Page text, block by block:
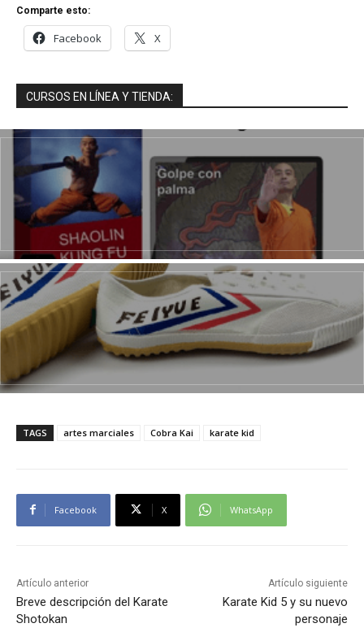
Comparte esto:
Facebook X
CURSOS EN LÍNEA Y TIENDA:
TAGS artes marciales Cobra Kai karate kid
Facebook X WhatsApp
Artículo anterior
Breve descripción del Karate
Shotokan
Artículo siguiente
Karate Kid 5 y su nuevo
personaje